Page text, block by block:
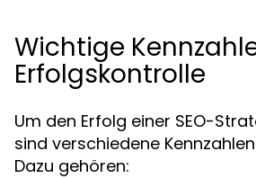
Wichtige
Erfolgskontrolle
Um den Erfolg einer SEO-
sind verschiedene
Dazu gehören: